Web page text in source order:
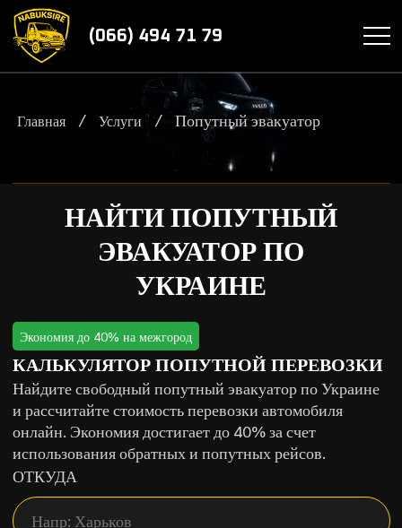
(066) 494 71 79
Главная / Услуги / Попутный эвакуатор
НАЙТИ ПОПУТНЫЙ
ЭВАКУАТОР ПО
УКРАИНЕ
Экономия до 40% на межгород
КАЛЬКУЛЯТОР ПОПУТНОЙ ПЕРЕВОЗКИ
Найдите свободный попутный эвакуатор по Украине
и рассчитайте стоимость перевозки автомобиля
онлайн. Экономия достигает до 40% за счет
использования обратных и попутных рейсов.
ОТКУДА